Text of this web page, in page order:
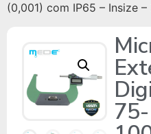
(0,001) com IP65 – Insize –
75-